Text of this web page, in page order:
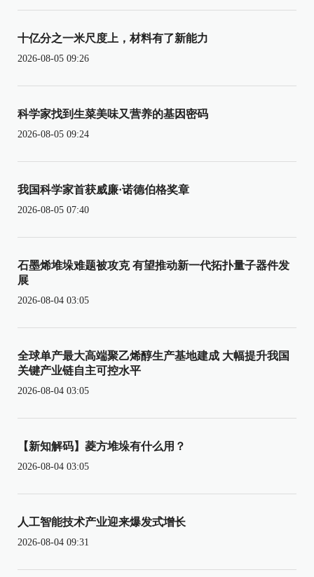
十亿分之一米尺度上，材料有了新能力
2026-08-05 09:26
科学家找到生菜美味又营养的基因密码
2026-08-05 09:24
我国科学家首获威廉·诺德伯格奖章
2026-08-05 07:40
石墨烯堆垛难题被攻克 有望推动新一代拓扑量子器件发
展
2026-08-04 03:05
全球单产最大高端聚乙烯醇生产基地建成 大幅提升我国
关键产业链自主可控水平
2026-08-04 03:05
【新知解码】菱方堆垛有什么用？
2026-08-04 03:05
人工智能技术产业迎来爆发式增长
2026-08-04 09:31